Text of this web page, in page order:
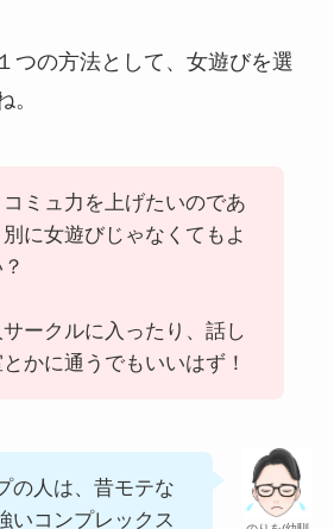
つの方法として、女遊びを選
。
ミュ力を上げたいのであ
に女遊びじゃなくてもよ
ークルに入ったり、話し
かに通うでもいいはず！
の人は、昔モテな
いコンプレックス